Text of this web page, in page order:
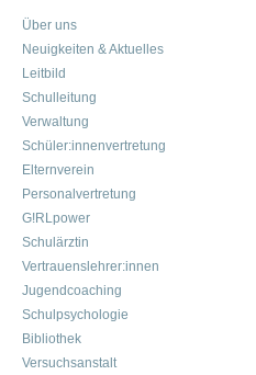
Über uns
Neuigkeiten & Aktuelles
Leitbild
Schulleitung
Verwaltung
Schüler:innenvertretung
Elternverein
Personalvertretung
G!RLpower
Schulärztin
Vertrauenslehrer:innen
Jugendcoaching
Schulpsychologie
Bibliothek
Versuchsanstalt